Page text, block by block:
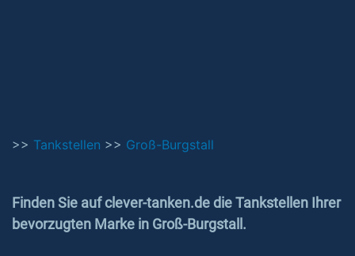
>> Tankstellen >> Groß-Burgstall
Finden Sie auf clever-tanken.de die Tankstellen Ihrer
bevorzugten Marke in Groß-Burgstall.